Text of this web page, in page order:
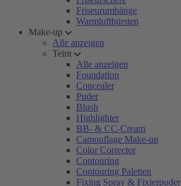
Friseurumhänge
Warmluftbürsten
Make-up
Alle anzeigen
Teint
Alle anzeigen
Foundation
Concealer
Puder
Blush
Highlighter
BB- & CC-Cream
Camouflage Make-up
Color Corrector
Contouring
Contouring Paletten
Fixing Spray & Fixierpuder